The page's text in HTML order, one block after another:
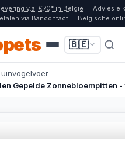
v.a. €70* in België
Advies
via Bancontact
Belgische
🇧🇪
Gepelde Zonnebloempitten -